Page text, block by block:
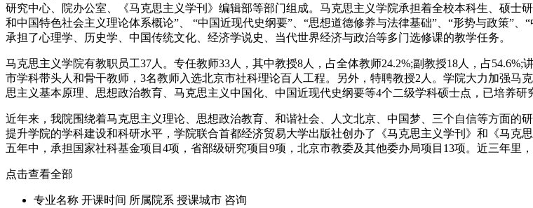
研究中心、院办公室、《马克思主义学刊》编辑部等部门组成。马克思主义学院承担着全校本科生、硕士
和中国特色社会主义理论体系概论”、 “中国近现代史纲要”、“思想道德修养与法律基础”、“形势与政策”
承担了心理学、历史学、中国传统文化、经济学说史、当代世界经济与政治等多门选修课的教学任务。
马克思主义学院有教职员工37人。专任教师33人，其中教授8人，占全体教师24.2%;副教授18人，占54.6%;
市学科带头人和骨干教师，3名教师入选北京市社科理论百人工程。另外，特聘教授2人。学院大力加强
思主义基本原理、思想政治教育、马克思主义中国化、中国近现代史纲要等4个二级学科硕士点，已培养研
近年来，我院围绕着马克思主义理论、思想政治教育、和谐社会、人文北京、中国梦、三个自信等方面
提升学院的学科建设和科研水平，学院联合首都经济贸易大学出版社创办了《马克思主义学刊》和《马克
五年中，承担国家社科基金项目4项，省部级研究项目9项，北京市教委及其他委办局项目13项。近三年里
点击查看全部
专业名称 开课时间 所属院系 授课城市 咨询